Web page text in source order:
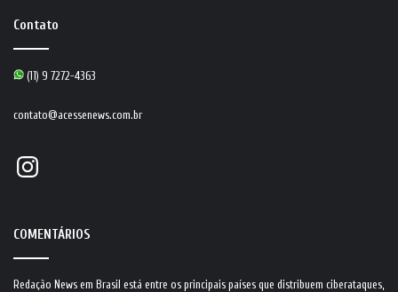
Contato
(11) 9 7272-4363
contato@acessenews.com.br
Instagram
COMENTÁRIOS
Redação News em Brasil está entre os principais países que distribuem ciberataques,